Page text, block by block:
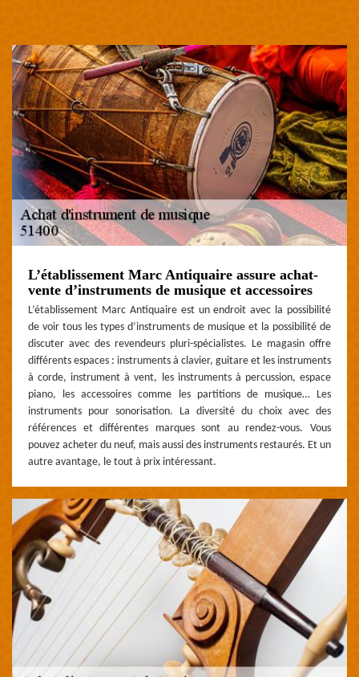
L’établissement Marc Antiquaire assure achat-
vente d’instruments de musique et accessoires
L’établissement Marc Antiquaire est un endroit avec la possibilité
de voir tous les types d’instruments de musique et la possibilité de
discuter avec des revendeurs pluri-spécialistes. Le magasin offre
différents espaces : instruments à clavier, guitare et les instruments
à corde, instrument à vent, les instruments à percussion, espace
piano, les accessoires comme les partitions de musique… Les
instruments pour sonorisation. La diversité du choix avec des
références et différentes marques sont au rendez-vous. Vous
pouvez acheter du neuf, mais aussi des instruments restaurés. Et un
autre avantage, le tout à prix intéressant.